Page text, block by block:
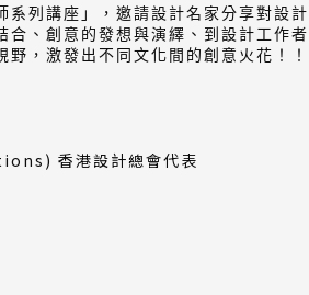
列講座」，邀請設計名家分享對設
、創意的發想與演繹、到設計工作
，激發出不同文化間的創意火花！！
香港設計總會代表